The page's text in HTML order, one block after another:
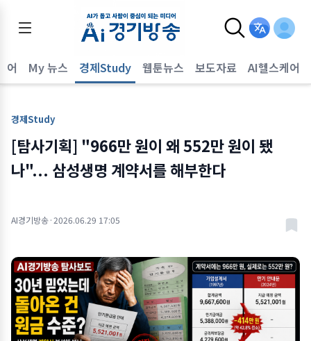
어 My 뉴스 경제Study 웹툰뉴스 보도자료 AI헬스케어
경제Study
[탐사기획] "966만 원이 왜 552만 원이 됐
나"... 삼성생명 계약서를 해부한다
AI경기방송·2026.06.29 17:05